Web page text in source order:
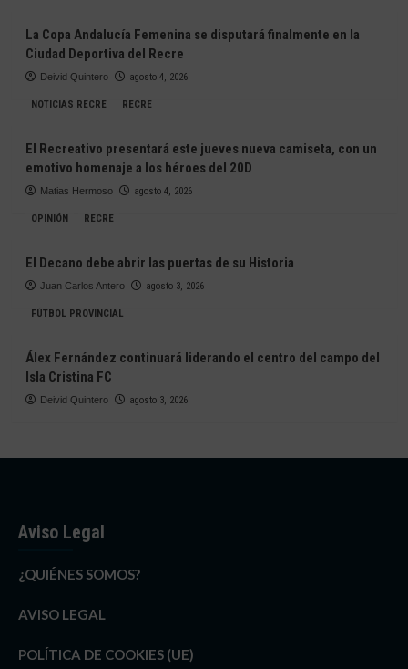
La Copa Andalucía Femenina se disputará finalmente en la
Ciudad Deportiva del Recre
Deivid Quintero agosto 4, 2026
NOTICIAS RECRE RECRE
El Recreativo presentará este jueves nueva camiseta, con un
emotivo homenaje a los héroes del 20D
Matias Hermoso agosto 4, 2026
OPINIÓN RECRE
El Decano debe abrir las puertas de su Historia
Juan Carlos Antero agosto 3, 2026
FÚTBOL PROVINCIAL
Álex Fernández continuará liderando el centro del campo del
Isla Cristina FC
Deivid Quintero agosto 3, 2026
Aviso Legal
¿QUIÉNES SOMOS?
AVISO LEGAL
POLÍTICA DE COOKIES (UE)